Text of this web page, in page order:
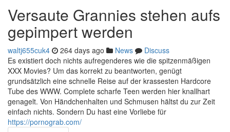
Versaute Grannies stehen aufs
gepimpert werden
waltj655cuk4 264 days ago News
Discuss
Es existiert doch nichts aufregenderes wie die spitzenmäßigen
XXX Movies? Um das korrekt zu beantworten, genügt
grundsätzlich eine schnelle Reise auf der krassesten Hardcore
Tube des WWW. Complete scharfe Teen werden hier knallhart
genagelt. Von Händchenhalten und Schmusen hältst du zur Zeit
einfach nichts. Sondern Du hast eine Vorliebe für
https://pornograb.com/